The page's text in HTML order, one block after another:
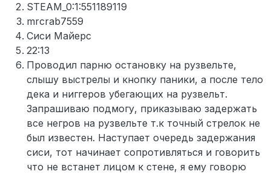
STEAM_0:1:551189119
mrcrab7559
Сиси Майерс
22:13
Проводил парню остановку на рузвельте,
слышу выстрелы и кнопку паники, а после тело
дека и ниггеров убегающих на рузвельт.
Запрашиваю подмогу, приказываю задержать
все негров на рузвельте т.к точный стрелок не
был известен. Наступает очередь задержания
сиси, тот начинает сопротивляться и говорить
что не встанет лицом к стене, я ему говорю